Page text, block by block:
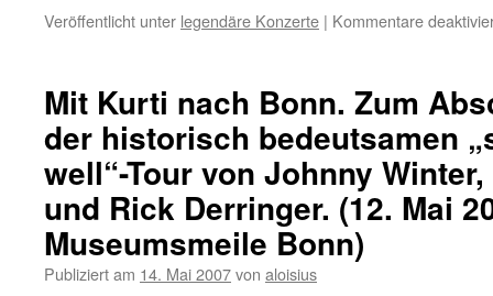
Veröffentlicht unter legendäre Konzerte | Kommentare
Mit Kurti nach Bonn. Zum
der historisch bedeutsamen
well“-Tour von Johnny
und Rick Derringer. (12. Mai
Museumsmeile Bonn)
Publiziert am 14. Mai 2007von aloisius